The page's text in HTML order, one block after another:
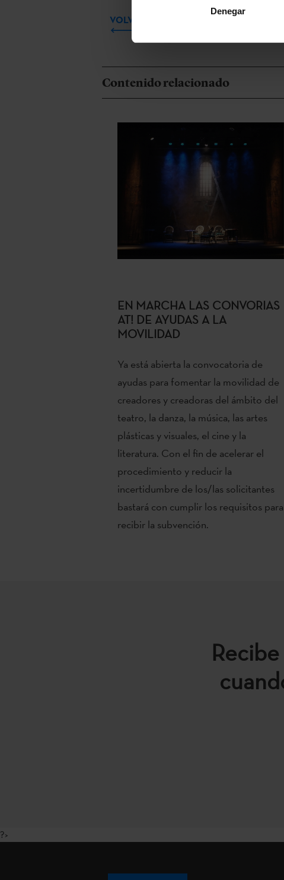
Denegar
VOLVER
Contenido relacionado
EN MARCHA LAS CONVORIAS
AT! DE AYUDAS A LA
MOVILIDAD
Ya está abierta la convocatoria de
ayudas para fomentar la movilidad de
creadores y creadoras del ámbito del
teatro, la danza, la música, las artes
plásticas y visuales, el cine y la
literatura. Con el fin de acelerar el
procedimiento y reducir la
incertidumbre de los/las solicitantes
bastará con cumplir los requisitos para
recibir la subvención.
?>